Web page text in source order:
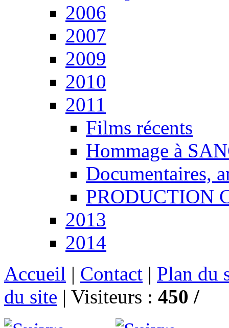
2006
2007
2009
2010
2011
Films récents
Hommage à
Documentaires,
PRODUCTION
2013
2014
Accueil | Contact | Plan du
du site | Visiteurs : 450 /